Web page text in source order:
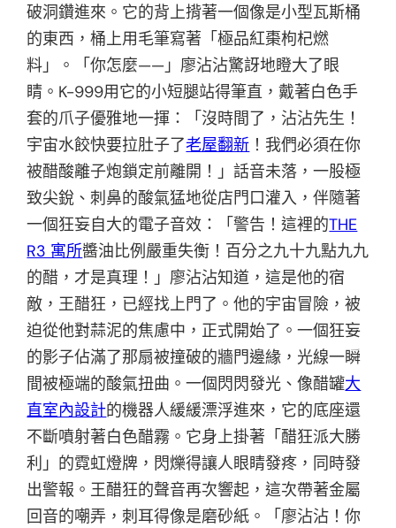
破洞鑽進來。它的背上揹著一個像是小型瓦斯桶
的東西，桶上用毛筆寫著「極品紅棗枸杞燃
料」。「你怎麼——」廖沾沾驚訝地瞪大了眼
睛。K-999用它的小短腿站得筆直，戴著白色手
套的爪子優雅地一揮：「沒時間了，沾沾先生！
宇宙水餃快要拉肚子了老屋翻新 ！我們必須在你
被醋酸離子炮鎖定前離開！」話音未落，一股極
致尖銳、刺鼻的酸氣猛地從店門口灌入，伴隨著
一個狂妄自大的電子音效：「警告！這裡的THE
R3 寓所醬油比例嚴重失衡！百分之九十九點九九
的醋，才是真理！」廖沾沾知道，這是他的宿
敵，王醋狂，已經找上門了。他的宇宙冒險，被
迫從他對蒜泥的焦慮中，正式開始了。一個狂妄
的影子佔滿了那扇被撞破的牆門邊緣，光線一瞬
間被極端的酸氣扭曲。一個閃閃發光、像醋罐大
直室內設計的機器人緩緩漂浮進來，它的底座還
不斷噴射著白色醋霧。它身上掛著「醋狂派大勝
利」的霓虹燈牌，閃爍得讓人眼睛發疼，同時發
出警報。王醋狂的聲音再次響起，這次帶著金屬
回音的嘲弄，刺耳得像是磨砂紙。「廖沾沾！你